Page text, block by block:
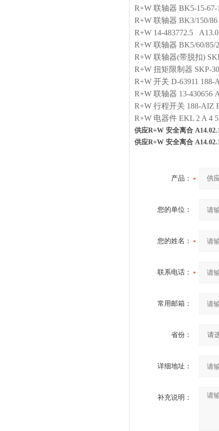
R+W 联轴器 BK5-15-67-
R+W 联轴器 BK3/150/86
R+W 14-483772.5
R+W 联轴器 BK5/60/85/
R+W 联轴器(带脱扣)
R+W 扭矩限制器 SKP-
R+W 开关 D-63911 188-
R+W 联轴器 13-430656
R+W 行程开关 188-AIZ
R+W 电器件 EKL 2 A 4 5
供应R+W 安全离合
供应R+W 安全离合
产品：
您的单位：
您的姓名：
联系电话：
常用邮箱：
省份：
详细地址：
补充说明：